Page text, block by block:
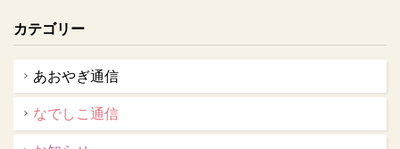
カテゴリー
あおやぎ通信
なでしこ通信